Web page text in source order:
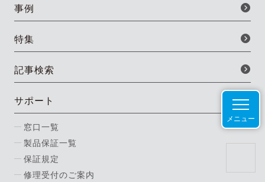
メニュー
事例
特集
記事検索
サポート
窓口一覧
製品保証一覧
保証規定
修理受付のご案内